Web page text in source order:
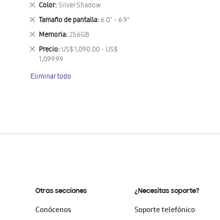
artículo
Color Silver Shadow
Eliminar
este
artículo
Tamaño de pantalla 6.0" - 6.9"
Eliminar
este
artículo
Memoria 256GB
Eliminar
este
artículo
Precio US$ 1,090.00 - US$
1,099.99
Eliminar
este
Eliminar todo
Otras secciones
Conócenos
¿Necesitas soporte?
Soporte telefónico